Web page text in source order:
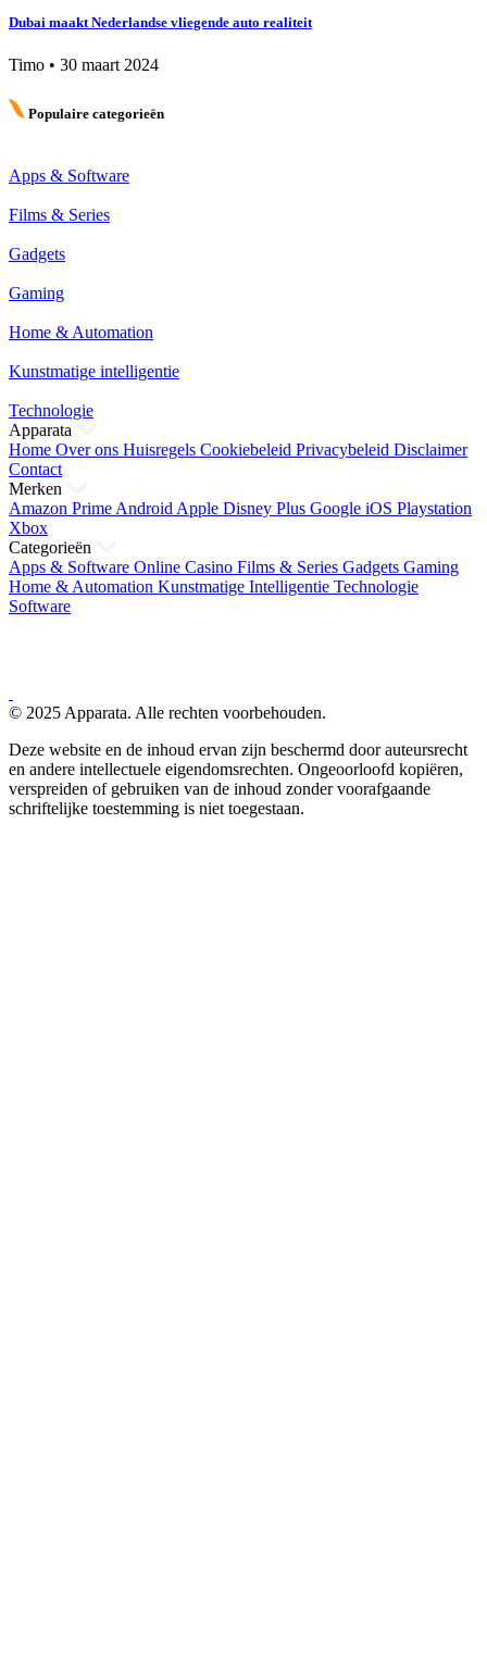
Dubai maakt Nederlandse vliegende auto realiteit
Timo • 30 maart 2024
Populaire categorieën
Apps & Software
Films & Series
Gadgets
Gaming
Home & Automation
Kunstmatige intelligentie
Technologie
Apparata
Home Over ons Huisregels Cookiebeleid Privacybeleid Disclaimer
Contact
Merken
Amazon Prime Android Apple Disney Plus Google iOS Playstation
Xbox
Categorieën
Apps & Software Online Casino Films & Series Gadgets Gaming
Home & Automation Kunstmatige Intelligentie Technologie
Software
© 2025 Apparata. Alle rechten voorbehouden.
Deze website en de inhoud ervan zijn beschermd door auteursrecht
en andere intellectuele eigendomsrechten. Ongeoorloofd kopiëren,
verspreiden of gebruiken van de inhoud zonder voorafgaande
schriftelijke toestemming is niet toegestaan.